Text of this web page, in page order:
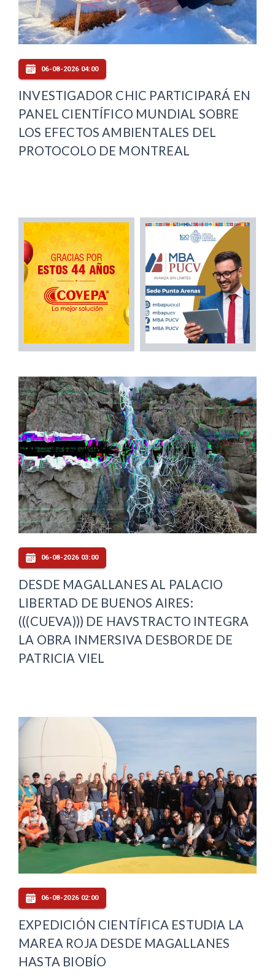
06-08-2026 04:00
INVESTIGADOR CHIC PARTICIPARÁ EN
PANEL CIENTÍFICO MUNDIAL SOBRE
LOS EFECTOS AMBIENTALES DEL
PROTOCOLO DE MONTREAL
06-08-2026 03:00
DESDE MAGALLANES AL PALACIO
LIBERTAD DE BUENOS AIRES:
(((CUEVA))) DE HAVSTRACTO INTEGRA
LA OBRA INMERSIVA DESBORDE DE
PATRICIA VIEL
06-08-2026 02:00
EXPEDICIÓN CIENTÍFICA ESTUDIA LA
MAREA ROJA DESDE MAGALLANES
HASTA BIOBÍO